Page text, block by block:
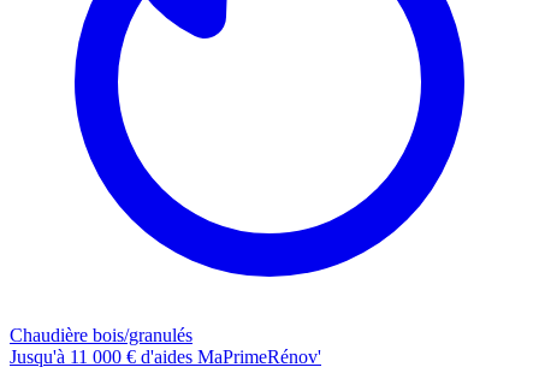
Chaudière bois/granulés
Jusqu'à 11 000 € d'aides MaPrimeRénov'